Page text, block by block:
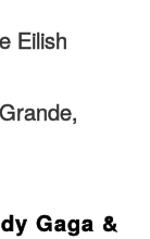
Eilish
Gaga &